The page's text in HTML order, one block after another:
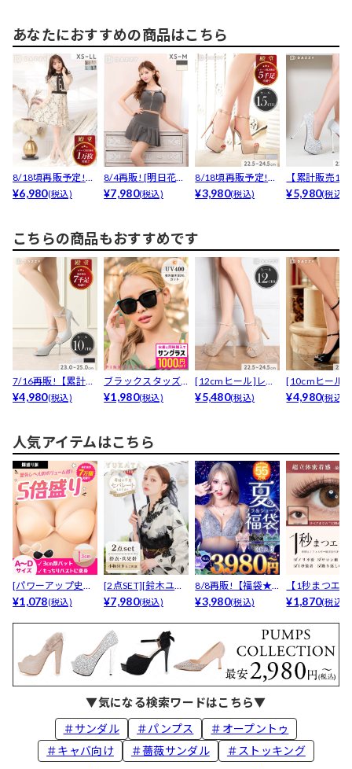
あなたにおすすめの商品はこちら
8/18頃再販予定!
【累計1万枚販売...
¥6,980(税込)
8/4再販! [明日花キ
ララ着用]3日...
¥7,980(税込)
8/18頃再販予定!
【累計5000足...
¥3,980(税込)
【累計販売1.3
突破】「キラ
¥5,980(税込)
こちらの商品もおすすめです
7/16再販!【累計70
00足販売・安...
¥4,980(税込)
ブラックスタッズ
サングラス
¥1,980(税込)
[12cmヒール]レー
スラメパールスト...
¥5,480(税込)
[10cmヒール]
ラップ付きで
¥4,980(税込)
人気アイテムはこちら
[パワーアップ史上
最強5倍盛りアップ
¥1,078(税込)
[2点SET][鈴木ユリ
ア(baby)...
¥7,980(税込)
8/8再販!【福袋★
ブラセット3点
¥3,980(税込)
【1秒まつエ
リュームタイ
¥1,870(税込)
▼気になる検索ワードはこちら▼
＃サンダル ＃パンプス
＃オープントゥ
＃キャバ向け
＃薔薇サンダル ＃ストッキング